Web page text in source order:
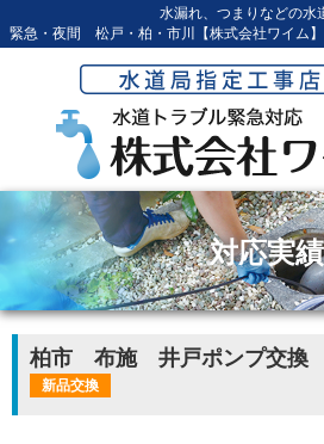
水漏れ、つまりなどの水
緊急・夜間 松戸・柏・市川【株式会社ワイム
対応実績
柏市 布施 井戸ポンプ交換
新品交換